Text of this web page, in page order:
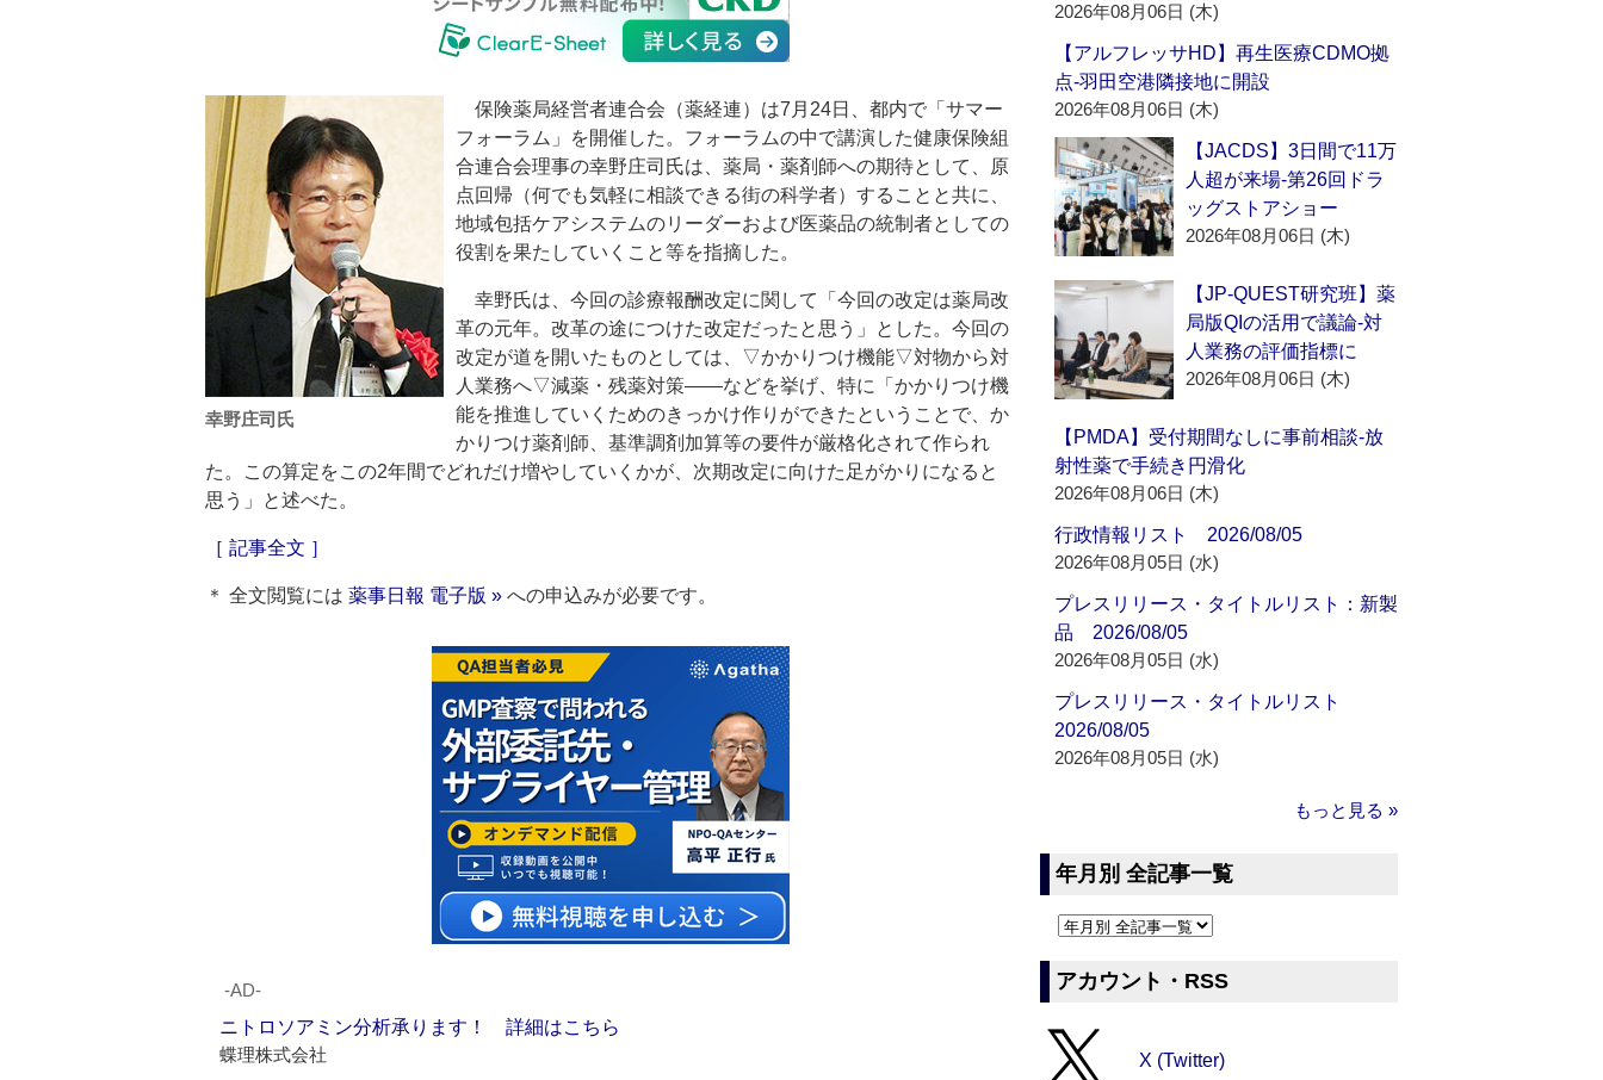
幸野庄司氏
保険薬局経営者連合会（薬経連）は7月24日、都内で「サマー
フォーラム」を開催した。フォーラムの中で講演した健康保険組
合連合会理事の幸野庄司氏は、薬局・薬剤師への期待として、原
点回帰（何でも気軽に相談できる街の科学者）することと共に、
地域包括ケアシステムのリーダーおよび医薬品の統制者としての
役割を果たしていくこと等を指摘した。
幸野氏は、今回の診療報酬改定に関して「今回の改定は薬局改
革の元年。改革の途につけた改定だったと思う」とした。今回の
改定が道を開いたものとしては、▽かかりつけ機能▽対物から対
人業務へ▽減薬・残薬対策――などを挙げ、特に「かかりつけ機
能を推進していくためのきっかけ作りができたということで、か
かりつけ薬剤師、基準調剤加算等の要件が厳格化されて作られ
た。この算定をこの2年間でどれだけ増やしていくかが、次期改定に向けた足がかりになると
思う」と述べた。
［ 記事全文 ］
＊ 全文閲覧には 薬事日報 電子版 » への申込みが必要です。
‐AD‐
ニトロソアミン分析承ります！ 詳細はこちら
蝶理株式会社
2026年08月06日 (木)
【アルフレッサHD】再生医療CDMO拠
点‐羽田空港隣接地に開設
2026年08月06日 (木)
【JACDS】3日間で11万
人超が来場‐第26回ドラ
ッグストアショー
2026年08月06日 (木)
【JP-QUEST研究班】薬
局版QIの活用で議論‐対
人業務の評価指標に
2026年08月06日 (木)
【PMDA】受付期間なしに事前相談‐放
射性薬で手続き円滑化
2026年08月06日 (木)
行政情報リスト 2026/08/05
2026年08月05日 (水)
プレスリリース・タイトルリスト：新製
品 2026/08/05
2026年08月05日 (水)
プレスリリース・タイトルリスト
2026/08/05
2026年08月05日 (水)
もっと見る »
年月別 全記事一覧
アカウント・RSS
X (Twitter)